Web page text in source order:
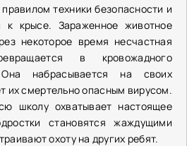
техники безопасности и
к крысе. Зараженное животное
некоторое время несчастная
в кровожадного
набрасывается на своих
их смертельно опасным вирусом.
школу охватывает настоящее
становятся жаждущими
охоту на других ребят.